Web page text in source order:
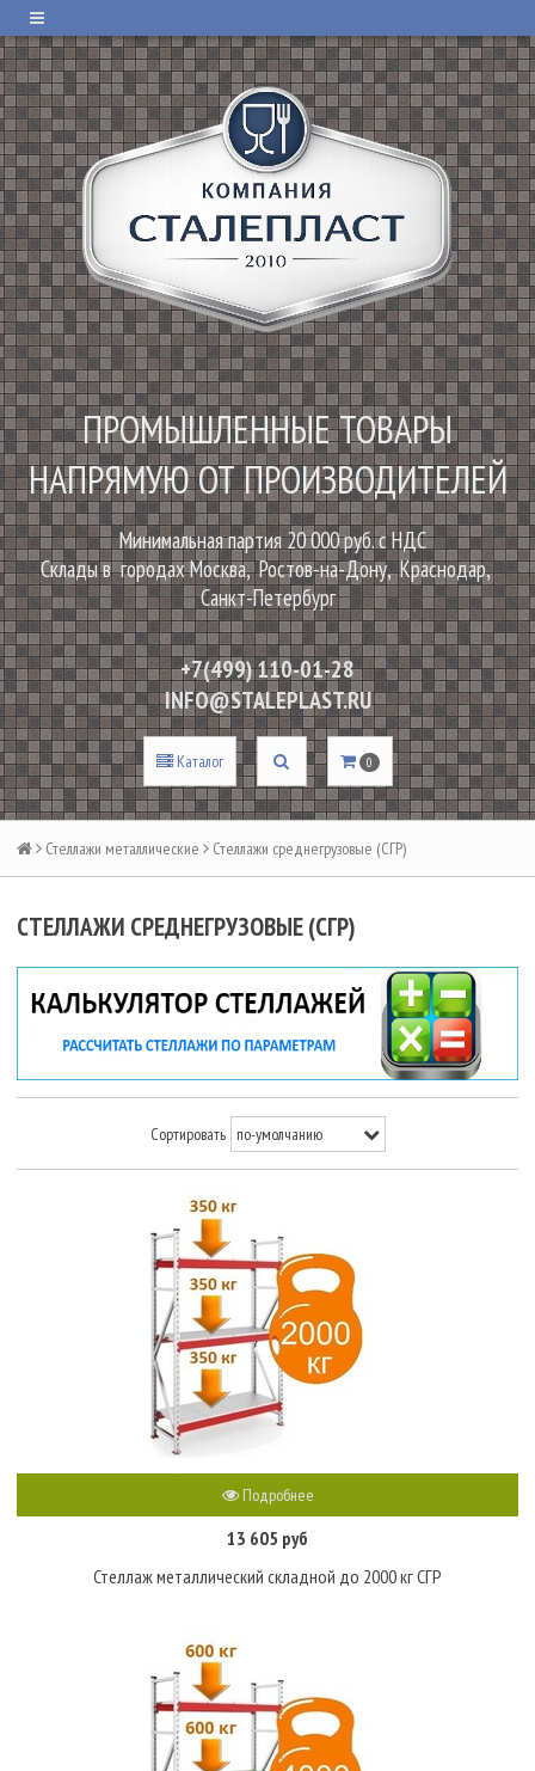
ПРОМЫШЛЕННЫЕ ТОВАРЫ
НАПРЯМУЮ ОТ ПРОИЗВОДИТЕЛЕЙ
Минимальная партия 20 000 руб. с НДС
Склады в городах Москва, Ростов-на-Дону, Краснодар,
Санкт-Петербург
+7(499) 110-01-28
INFO@STALEPLAST.RU
Каталог 0
Стеллажи металлические Стеллажи среднегрузовые (СГР)
СТЕЛЛАЖИ СРЕДНЕГРУЗОВЫЕ (СГР)
Сортировать
Подробнее
13 605 руб
Стеллаж металлический складной до 2000 кг СГР